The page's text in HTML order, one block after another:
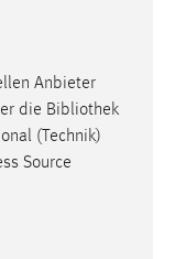
Anbieter
die Bibliothek
(Technik)
Source
mibew-
zu können.